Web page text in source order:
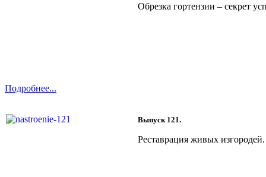
Обрезка гортензии – секрет
Подробнее...
Выпуск 121.
Реставрация живых изгородей.